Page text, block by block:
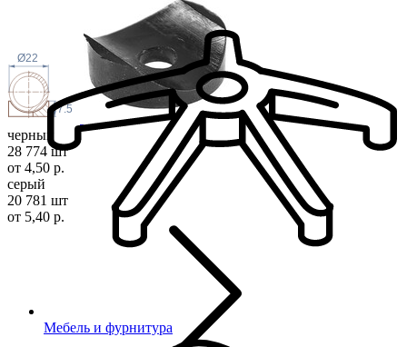
Мебель и фурнитура
7.5
Ø22
черный
28 774 шт
от 4,50 р.
серый
20 781 шт
от 5,40 р.